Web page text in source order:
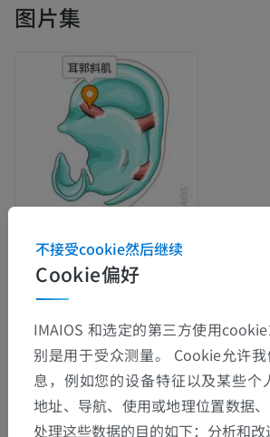
图片集
解剖层次
人体解剖学2
人体解剖学1
Cookie偏好
不接受cookie然后继续
IMAIOS 和选定的第三方使用
别是用于受众测量。 Cookie允许
息，例如您的设备特征以及某些个
地址、导航、使用或地理位置数据、
处理这些数据的目的如下：分析和